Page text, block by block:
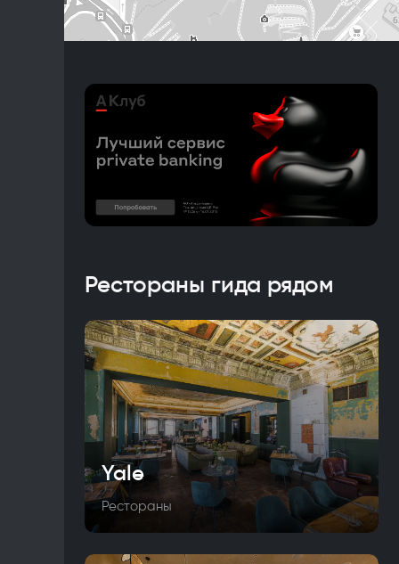
Рестораны гида рядом
Yale
Рестораны